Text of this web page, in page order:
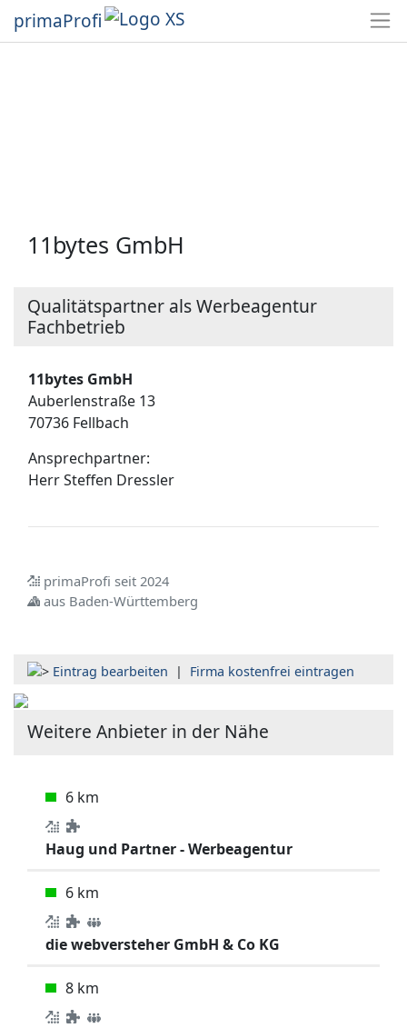
primaProfi
11bytes GmbH
Qualitätspartner als Werbeagentur
Fachbetrieb
11bytes GmbH
Auberlenstraße 13
70736 Fellbach
Ansprechpartner:
HerrSteffen Dressler
primaProfi seit 2024
aus Baden-Württemberg
Eintrag bearbeiten | Firma kostenfrei eintragen
Weitere Anbieter in der Nähe
6 km
Haug und Partner - Werbeagentur
6 km
die webversteher GmbH & Co KG
8 km